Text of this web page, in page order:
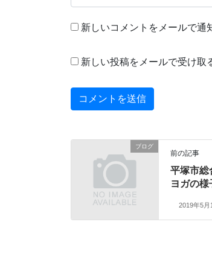
新しいコメントをメールで通
新しい投稿をメールで受け取
ブログ
前の記事
平塚市総
ヨガの
2019年5月